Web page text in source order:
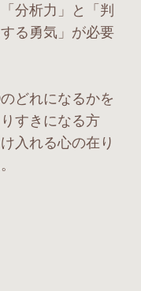
分析力」と「判
る勇気」が必要
どれになるかを
すきになる方
入れる心の在り